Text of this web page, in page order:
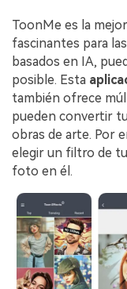
ToonMe es la
fascinantes para
basados en IA,
posible. Esta
también ofrece
pueden convertir
obras de arte.󠀲󠀡󠀣󠀧󠀧󠀣󠀥󠀧󠀧󠀳󠀰 Por
elegir un filtro de
foto en él.